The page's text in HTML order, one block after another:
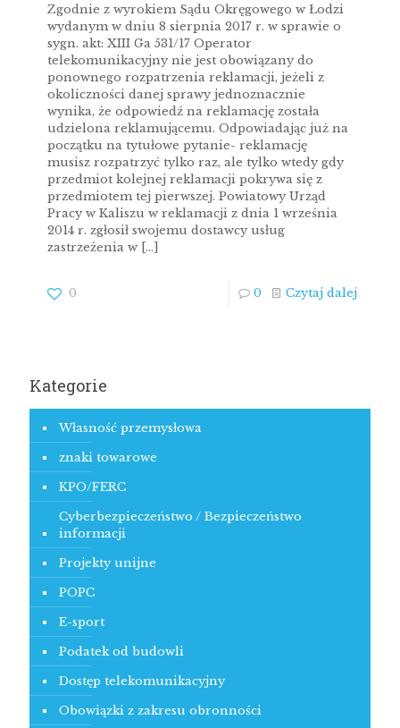
Zgodnie z wyrokiem Sądu Okręgowego w Łodzi
wydanym w dniu 8 sierpnia 2017 r. w sprawie o
sygn. akt: XIII Ga 531/17 Operator
telekomunikacyjny nie jest obowiązany do
ponownego rozpatrzenia reklamacji, jeżeli z
okoliczności danej sprawy jednoznacznie
wynika, że odpowiedź na reklamację została
udzielona reklamującemu. Odpowiadając już na
początku na tytułowe pytanie- reklamację
musisz rozpatrzyć tylko raz, ale tylko wtedy gdy
przedmiot kolejnej reklamacji pokrywa się z
przedmiotem tej pierwszej. Powiatowy Urząd
Pracy w Kaliszu w reklamacji z dnia 1 września
2014 r. zgłosił swojemu dostawcy usług
zastrzeżenia w […]
0 0 Czytaj dalej
Kategorie
Własność przemysłowa
znaki towarowe
KPO/FERC
Cyberbezpieczeństwo / Bezpieczeństwo
informacji
Projekty unijne
POPC
E-sport
Podatek od budowli
Dostęp telekomunikacyjny
Obowiązki z zakresu obronności